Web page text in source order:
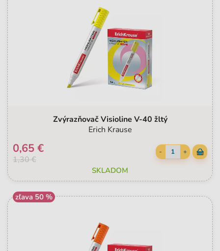
Zvýrazňovač Visioline V-40 žltý
Erich Krause
1,30 €
0,65 € - +
SKLADOM
zľava 50 %